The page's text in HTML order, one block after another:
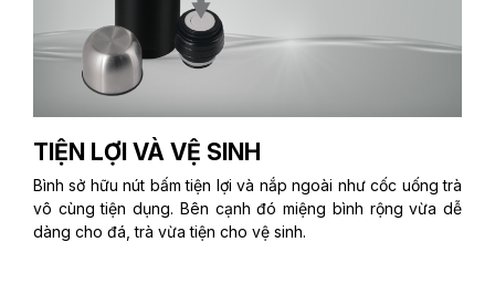
TIỆN LỢI VÀ VỆ SINH
Bình sở hữu nút bấm tiện lợi và nắp ngoài như cốc uống trà
vô cùng tiện dụng. Bên cạnh đó miệng bình rộng vừa dễ
dàng cho đá, trà vừa tiện cho vệ sinh.